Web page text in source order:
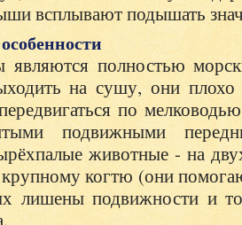
всплывают подышать
являются полностью
на сушу, они плохо
по
подвижными
животные - на
когтю (они
лишены подвижности и